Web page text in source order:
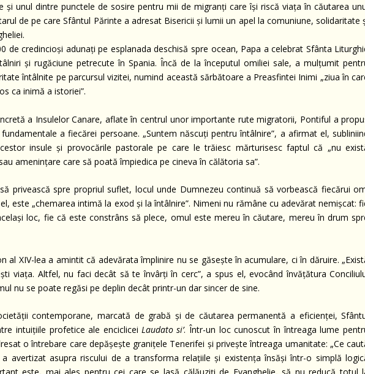
și unul dintre punctele de sosire pentru mii de migranți care își riscă viața în căutarea
de pe care Sfântul Părinte a adresat Bisericii și lumii un apel la comuniune, solidaritate
de credincioși adunați pe esplanada deschisă spre ocean, Papa a celebrat Sfânta
și rugăciune petrecute în Spania. Încă de la începutul omiliei sale, a mulțumit
întâlnite pe parcursul vizitei, numind această sărbătoare a Preasfintei Inimi „ziua în
ca inimă a istoriei”.
a Insulelor Canare, aflate în centrul unor importante rute migratorii, Pontiful a
a fiecărei persoane. „Suntem născuți pentru întâlnire”, a afirmat el,
insule și provocările pastorale pe care le trăiesc mărturisesc faptul că „nu
amenințare care să poată împiedica pe cineva în călătoria sa”.
privească spre propriul suflet, locul unde Dumnezeu continuă să vorbească fiecărui
este „chemarea intimă la exod și la întâlnire”. Nimeni nu rămâne cu adevărat nemișcat:
loc, fie că este constrâns să plece, omul este mereu în căutare, mereu în drum
al XIV-lea a amintit că adevărata împlinire nu se găsește în acumulare, ci în dăruire.
viața. Altfel, nu faci decât să te învârți în cerc”, a spus el, evocând învățătura
nu se poate regăsi pe deplin decât printr-un dar sincer de sine.
contemporane, marcată de grabă și de căutarea permanentă a eficienței,
intuițiile profetice ale encicliceiLaudato si’. Într-un loc cunoscut în întreaga lume
o întrebare care depășește granițele Tenerifei și privește întreaga umanitate: „Ce
a avertizat asupra riscului de a transforma relațiile și existența însăși într-o simplă